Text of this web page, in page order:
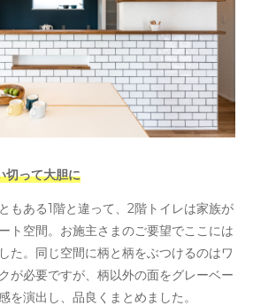
切って大胆に
もある1階と違って、2階トイレは家族が
ト空間。お施主さまのご要望でここには
た。同じ空間に柄と柄をぶつけるのはワ
が必要ですが、柄以外の面をグレーベー
を演出し、品良くまとめました。